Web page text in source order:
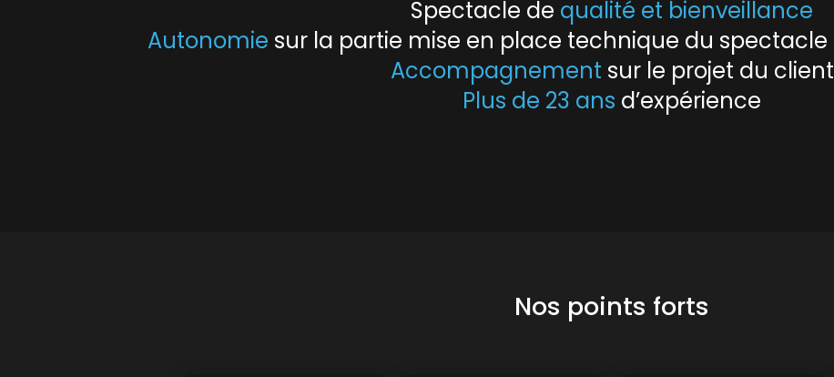
Spectacle de qualité et bienveillance
Autonomie sur la partie mise en place technique du spectacle
Accompagnement sur le projet du client
Plus de 23 ans d’expérience
Nos points forts